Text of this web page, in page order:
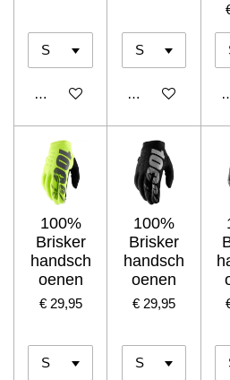
In winkelwagen In winkelwagen
100%
Brisker
handsch
oenen
€ 29,95
100%
Brisker
handsch
oenen
€ 29,95